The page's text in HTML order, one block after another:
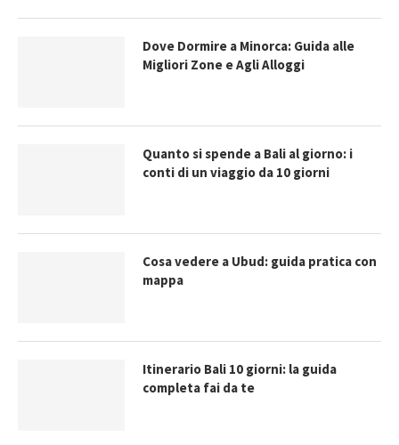
Dove Dormire a Minorca: Guida alle
Migliori Zone e Agli Alloggi
Quanto si spende a Bali al giorno: i
conti di un viaggio da 10 giorni
Cosa vedere a Ubud: guida pratica con
mappa
Itinerario Bali 10 giorni: la guida
completa fai da te